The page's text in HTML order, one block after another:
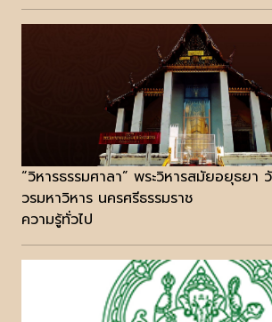
“วิหารธรรมศาลา” พระวิหารสมัยอยุธยา
วรมหาวิหาร นครศรีธรรมราช
ความรู้ทั่วไป